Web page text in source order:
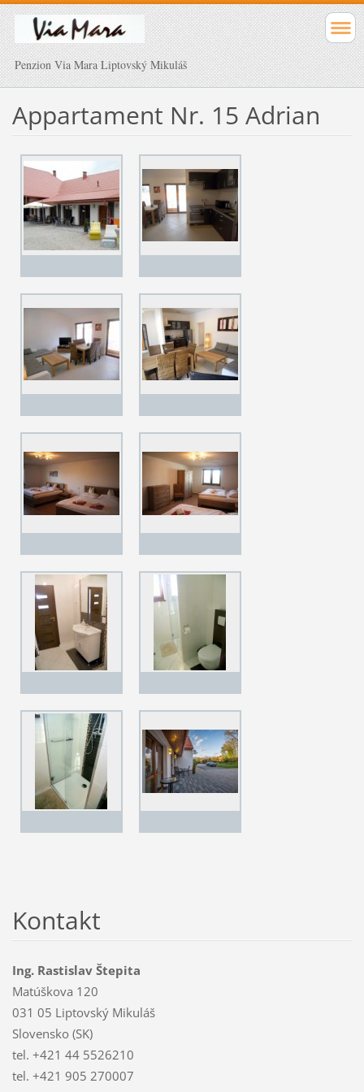
Penzion Via Mara Liptovský Mikuláš
Appartament Nr. 15 Adrian
Kontakt
Ing. Rastislav Štepita
Matúškova 120
031 05 Liptovský Mikuláš
Slovensko (SK)
tel. +421 44 5526210
tel. +421 905 270007